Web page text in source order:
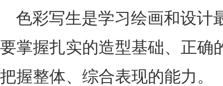
色彩写生是学习绘画和设计
要掌握扎实的造型基础、正确
把握整体、综合表现的能力。